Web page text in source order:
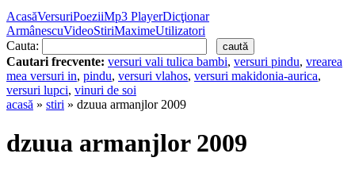
AcasăVersuriPoeziiMp3 PlayerDicţionar
ArmânescuVideoStiriMaximeUtilizatori
Cauta:
Cautari frecvente: versuri vali tulica bambi, versuri pindu, vrearea
mea versuri in, pindu, versuri vlahos, versuri makidonia-aurica,
versuri lupci, vinuri de soi
acasă » stiri » dzuua armanjlor 2009
dzuua armanjlor 2009